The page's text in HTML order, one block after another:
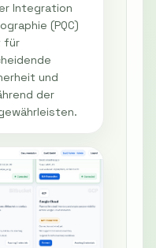
Integration
(PQC)
für
und
der